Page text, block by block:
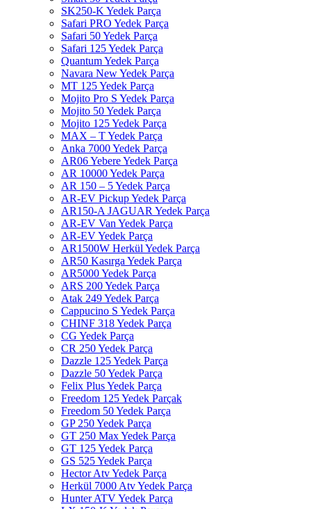
SK250-K Yedek Parça
Safari PRO Yedek Parça
Safari 50 Yedek Parça
Safari 125 Yedek Parça
Quantum Yedek Parça
Navara New Yedek Parça
MT 125 Yedek Parça
Mojito Pro S Yedek Parça
Mojito 50 Yedek Parça
Mojito 125 Yedek Parça
MAX – T Yedek Parça
Anka 7000 Yedek Parça
AR06 Yebere Yedek Parça
AR 10000 Yedek Parça
AR 150 – 5 Yedek Parça
AR-EV Pickup Yedek Parça
AR150-A JAGUAR Yedek Parça
AR-EV Van Yedek Parça
AR-EV Yedek Parça
AR1500W Herkül Yedek Parça
AR50 Kasırga Yedek Parça
AR5000 Yedek Parça
ARS 200 Yedek Parça
Atak 249 Yedek Parça
Cappucino S Yedek Parça
CHINF 318 Yedek Parça
CG Yedek Parça
CR 250 Yedek Parça
Dazzle 125 Yedek Parça
Dazzle 50 Yedek Parça
Felix Plus Yedek Parça
Freedom 125 Yedek Parçak
Freedom 50 Yedek Parça
GP 250 Yedek Parça
GT 250 Max Yedek Parça
GT 125 Yedek Parça
GS 525 Yedek Parça
Hector Atv Yedek Parça
Herkül 7000 Atv Yedek Parça
Hunter ATV Yedek Parça